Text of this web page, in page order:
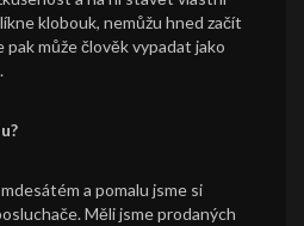
klobouk, nemůžu hned začít
může člověk vypadat jako
a pomalu jsme si
Měli jsme prodaných